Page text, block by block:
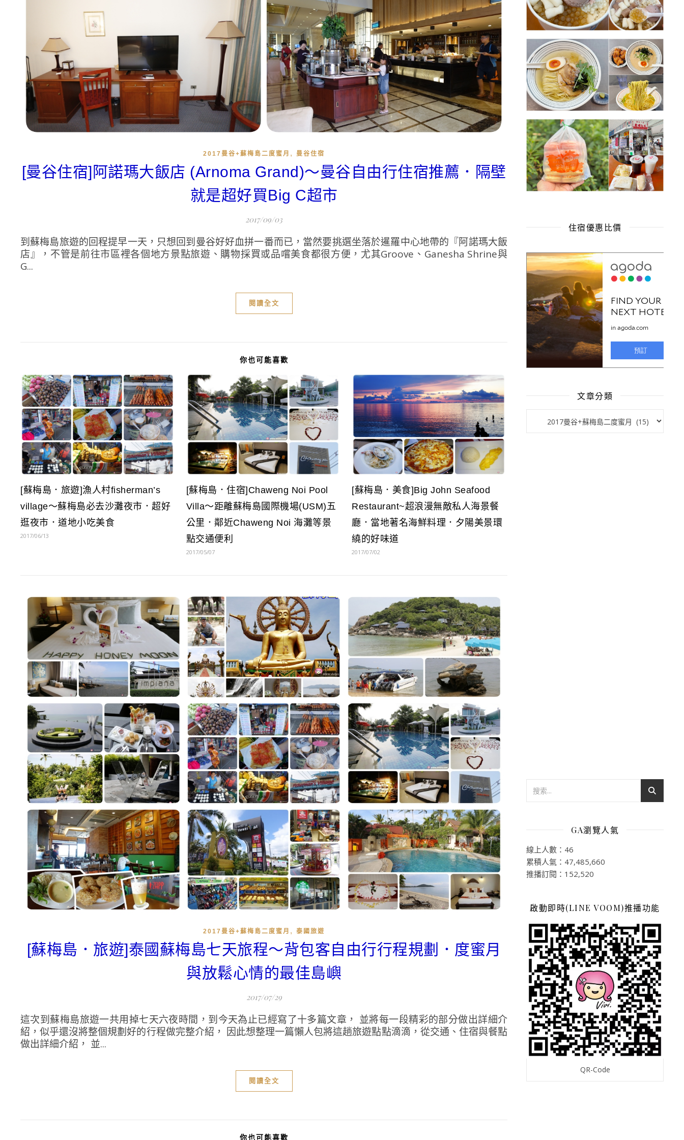
2017曼谷+蘇梅島二度蜜月 , 曼谷住宿
[曼谷住宿]阿諾瑪大飯店 (Arnoma Grand)～曼谷自由行住宿推薦．隔壁
就是超好買Big C超市
2017/09/03
到蘇梅島旅遊的回程提早一天，只想回到曼谷好好血拼一番而已，當然要挑選坐落於暹羅中心地帶的『阿諾瑪大飯
店』，不管是前往市區裡各個地方景點旅遊、購物採買或品嚐美食都很方便，尤其Groove、Ganesha Shrine與
G...
閱讀全文
你也可能喜歡
[蘇梅島．旅遊]漁人村fisherman’s
village～蘇梅島必去沙灘夜市．超好
逛夜市．道地小吃美食
2017/06/13
[蘇梅島．住宿]Chaweng Noi Pool
Villa～距離蘇梅島國際機場(USM)五
公里．鄰近Chaweng Noi 海灘等景
點交通便利
2017/05/07
[蘇梅島．美食]Big John Seafood
Restaurant~超浪漫無敵私人海景餐
廳．當地著名海鮮料理．夕陽美景環
繞的好味道
2017/07/02
2017曼谷+蘇梅島二度蜜月 , 泰國旅遊
[蘇梅島．旅遊]泰國蘇梅島七天旅程～背包客自由行行程規劃．度蜜月
與放鬆心情的最佳島嶼
2017/07/29
這次到蘇梅島旅遊一共用掉七天六夜時間，到今天為止已經寫了十多篇文章， 並將每一段精彩的部分做出詳細介
紹，似乎還沒將整個規劃好的行程做完整介紹， 因此想整理一篇懶人包將這趟旅遊點點滴滴，從交通、住宿與餐點
做出詳細介紹， 並...
閱讀全文
你也可能喜歡
住宿優惠比價
文章分類
GA瀏覽人氣
線上人數：46
累積人氣：47,485,660
推播訂閱：152,520
啟動即時(LINE VOOM)推播功能
QR-Code